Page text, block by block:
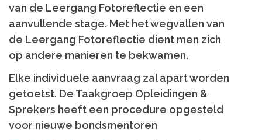
van de Leergang Fotoreflectie en een
aanvullende stage. Met het wegvallen van
de Leergang Fotoreflectie dient men zich
op andere manieren te bekwamen.
Elke individuele aanvraag zal apart worden
getoetst. De Taakgroep Opleidingen &
Sprekers heeft een procedure opgesteld
voor nieuwe bondsmentoren